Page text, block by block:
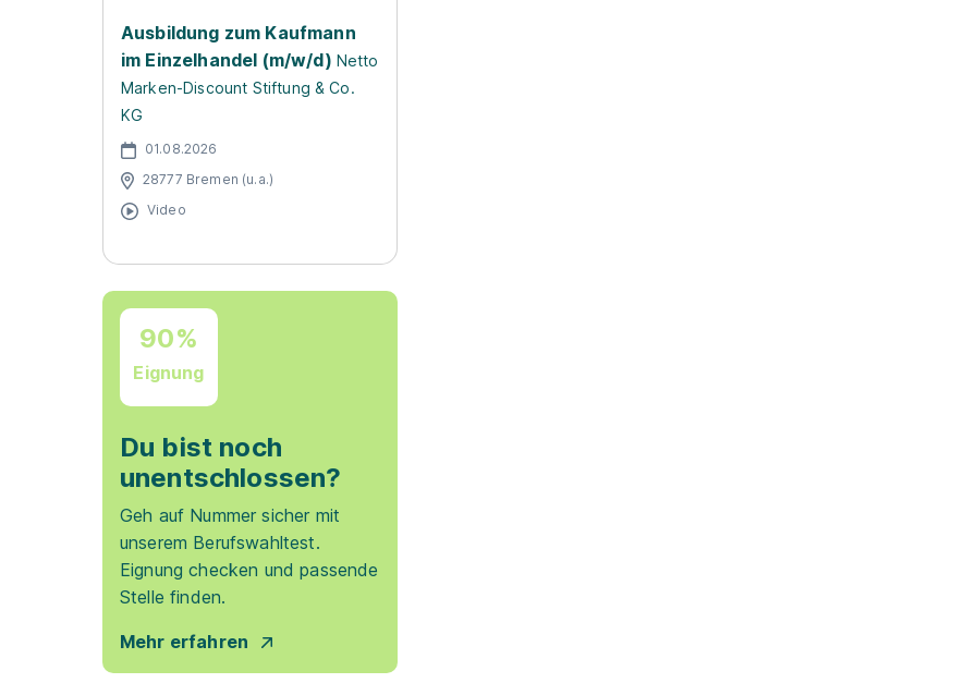
Ausbildung zum Kaufmann
im Einzelhandel (m/w/d) Netto
Marken-Discount Stiftung & Co.
KG
01.08.2026
28777 Bremen (u.a.)
Video
90%
Eignung
Du bist noch
unentschlossen?
Geh auf Nummer sicher mit
unserem Berufswahltest.
Eignung checken und passende
Stelle finden.
Mehr erfahren